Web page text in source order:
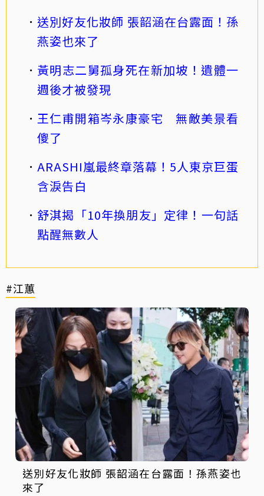
送別好友化妝師 張韶涵在台露面！孫
燕姿也來了
黃明志二舅孤身死在新加坡！遺體一
週後才被發現
王仁甫開箱岑永康豪宅 無敵美景看
傻了
ARASHI嵐最終章落幕！5人東京巨蛋
含淚告白
舒淇揭「10年換朋友」定律！一句話
點醒無數人
#江蕙
送別好友化妝師 張韶涵在台露面！孫燕姿也
來了